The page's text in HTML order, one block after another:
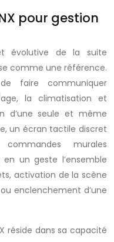
pour gestion
évolutive de la suite
comme une référence.
faire communiquer
la climatisation et
d’une seule et même
un écran tactile discret
murales
un geste l’ensemble
activation de la scène
enclenchement d’une
réside dans sa capacité